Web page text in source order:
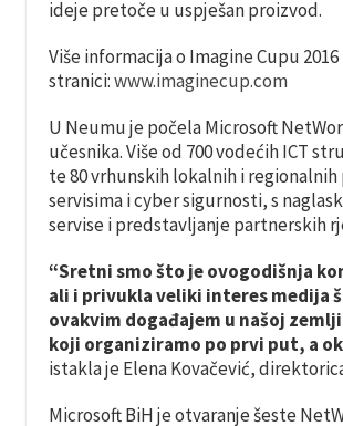
ideje pretoče u uspješan proizvod.
Više informacija o Imagine Cupu
stranici:www.imaginecup.com
U Neumu je počela Microsoft
učesnika. Više od 700 vodećih ICT
te 80 vrhunskih lokalnih i
servisima i cyber sigurnosti, s
servise i predstavljanje partnerskih
“Sretni smo što je ovogodišnja
ali i privukla veliki interes medija
ovakvim događajem u našoj
koji organiziramo po prvi put, a
istakla je Elena Kovačević,
Microsoft BiH je otvaranje šeste